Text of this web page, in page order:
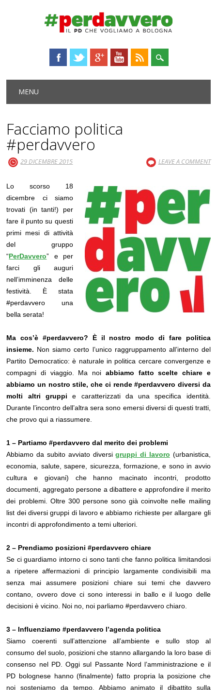
Main menu
MENU
Facciamo politica
#perdavvero
29 DICEMBRE 2015 LEAVE A COMMENT
Lo scorso 18
dicembre ci siamo
trovati (in tanti!) per
fare il punto su questi
primi mesi di attività
del gruppo
“PerDavvero” e per
farci gli auguri
nell’imminenza delle
festività. È stata
#perdavvero una
bella serata!
Ma cos’è #perdavvero? È il nostro modo di fare politica
insieme. Non siamo certo l’unico raggruppamento all’interno del
Partito Democratico: è naturale in politica cercare convergenze e
compagni di viaggio. Ma noi abbiamo fatto scelte chiare e
abbiamo un nostro stile, che ci rende #perdavvero diversi da
molti altri gruppi e caratterizzati da una specifica identità.
Durante l’incontro dell’altra sera sono emersi diversi di questi tratti,
che provo qui a riassumere.
1 – Partiamo #perdavvero dal merito dei problemi
Abbiamo da subito avviato diversigruppi di lavoro (urbanistica,
economia, salute, sapere, sicurezza, formazione, e sono in avvio
cultura e giovani) che hanno macinato incontri, prodotto
documenti, aggregato persone a dibattere e approfondire il merito
dei problemi. Oltre 300 persone sono già coinvolte nelle mailing
list dei diversi gruppi di lavoro e abbiamo richieste per allargare gli
incontri di approfondimento a temi ulteriori.
2 – Prendiamo posizioni #perdavvero chiare
Se ci guardiamo intorno ci sono tanti che fanno politica limitandosi
a ripetere affermazioni di principio largamente condivisibili ma
senza mai assumere posizioni chiare sui temi che davvero
contano, ovvero dove ci sono interessi in ballo e il luogo delle
decisioni è vicino. Noi no, noi parliamo #perdavvero chiaro.
3 – Influenziamo #perdavvero l’agenda politica
Siamo coerenti sull’attenzione all’ambiente e sullo stop al
consumo del suolo, posizioni che stanno allargando la loro base di
consenso nel PD. Oggi sul Passante Nord l’amministrazione e il
PD bolognese hanno (finalmente) fatto propria la posizione che
noi sosteniamo da tempo. Abbiamo animato il dibattito sulla